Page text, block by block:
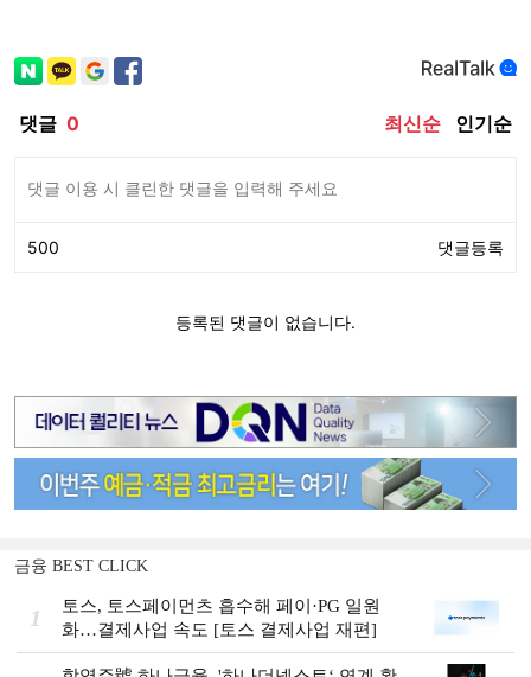
금융 BEST CLICK
1
토스, 토스페이먼츠 흡수해 페이·PG 일원
화…결제사업 속도 [토스 결제사업 재편]